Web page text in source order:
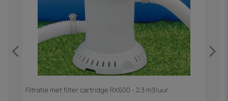
Filtratie met filter cartridge RX600 - 2,3 m3/uur